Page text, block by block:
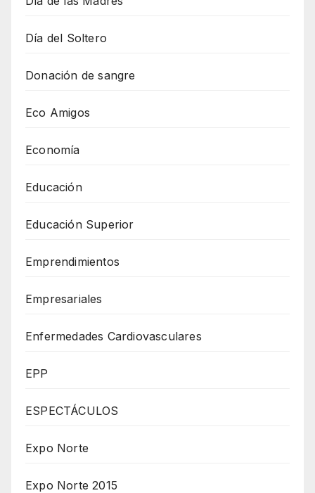
Día del Soltero
Donación de sangre
Eco Amigos
Economía
Educación
Educación Superior
Emprendimientos
Empresariales
Enfermedades Cardiovasculares
EPP
ESPECTÁCULOS
Expo Norte
Expo Norte 2015